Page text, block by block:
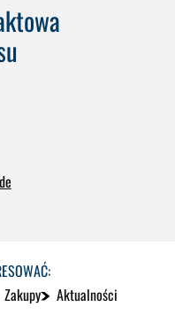
Zakupy Aktualności